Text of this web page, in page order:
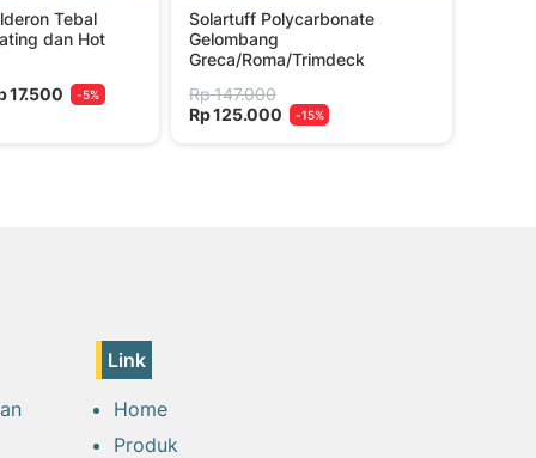
Tebal
dan Hot
17.500 -5%
Solartuff Polycarbonate
Gelombang
Greca/Roma/Trimdeck
Rp 147.000
Rp 125.000
-15%
Link
Home
Produk